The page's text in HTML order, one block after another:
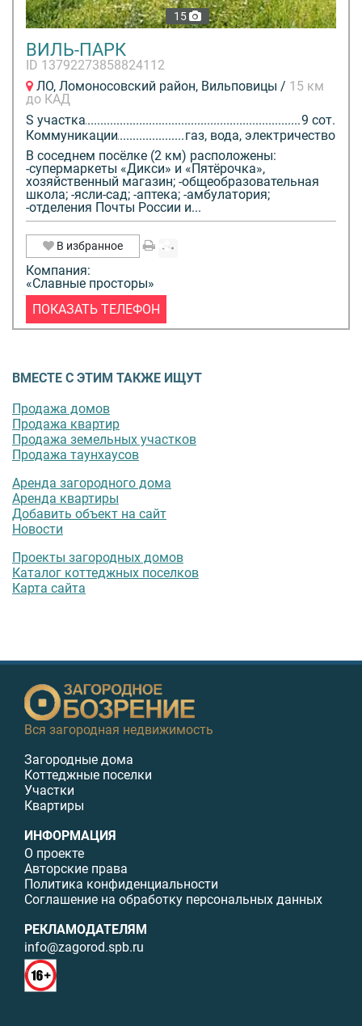
15
ВИЛЬ-ПАРК
ID 13792273858824112
ЛО, Ломоносовский район, Вильповицы / 15 км
до КАД
S участка
9 сот.
Коммуникации
газ, вода, электричество
В соседнем посёлке (2 км) расположены:
-супермаркеты «Дикси» и «Пятёрочка»,
хозяйственный магазин; -общеобразовательная
школа; -ясли-сад; -аптека; -амбулатория;
-отделения Почты России и...
В избранное
Компания:
«Славные просторы»
ПОКАЗАТЬ ТЕЛЕФОН
ВМЕСТЕ С ЭТИМ ТАКЖЕ ИЩУТ
Продажа домов
Продажа квартир
Продажа земельных участков
Продажа таунхаусов
Аренда загородного дома
Аренда квартиры
Добавить объект на сайт
Новости
Проекты загородных домов
Каталог коттеджных поселков
Карта сайта
Вся загородная недвижимость
Загородные дома
Коттеджные поселки
Участки
Квартиры
ИНФОРМАЦИЯ
О проекте
Авторские права
Политика конфиденциальности
Соглашение на обработку персональных данных
РЕКЛАМОДАТЕЛЯМ
info@zagorod.spb.ru